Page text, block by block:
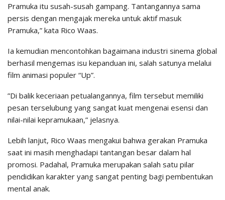
Pramuka itu susah-susah gampang. Tantangannya sama
persis dengan mengajak mereka untuk aktif masuk
Pramuka,” kata Rico Waas.
​Ia kemudian mencontohkan bagaimana industri sinema global
berhasil mengemas isu kepanduan ini, salah satunya melalui
film animasi populer “Up”.
​”Di balik keceriaan petualangannya, film tersebut memiliki
pesan terselubung yang sangat kuat mengenai esensi dan
nilai-nilai kepramukaan,” jelasnya.
​Lebih lanjut, Rico Waas mengakui bahwa gerakan Pramuka
saat ini masih menghadapi tantangan besar dalam hal
promosi. Padahal, Pramuka merupakan salah satu pilar
pendidikan karakter yang sangat penting bagi pembentukan
mental anak.